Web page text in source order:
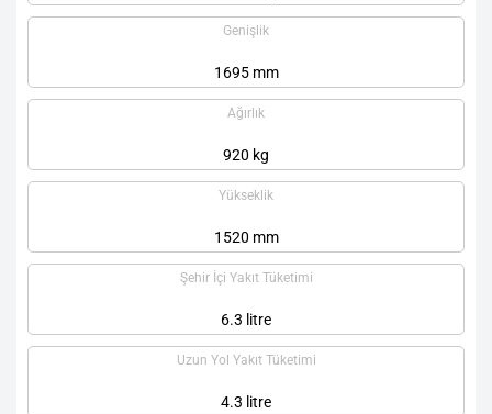
Genişlik
1695 mm
Ağırlık
920 kg
Yükseklik
1520 mm
Şehir İçi Yakıt Tüketimi
6.3 litre
Uzun Yol Yakıt Tüketimi
4.3 litre